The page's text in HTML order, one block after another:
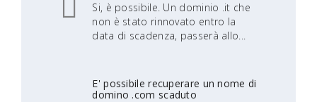
Si, è possibile. Un dominio .it che
non è stato rinnovato entro la
data di scadenza, passerà allo...
E' possibile recuperare un nome di
domino .com scaduto